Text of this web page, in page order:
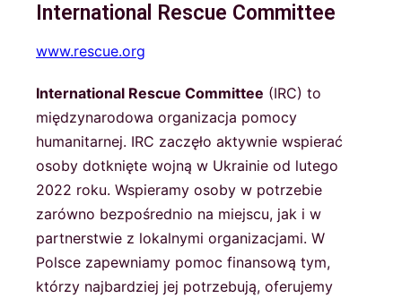
International Rescue Committee
www.rescue.org
International Rescue Committee (IRC) to
międzynarodowa organizacja pomocy
humanitarnej. IRC zaczęło aktywnie wspierać
osoby dotknięte wojną w Ukrainie od lutego
2022 roku. Wspieramy osoby w potrzebie
zarówno bezpośrednio na miejscu, jak i w
partnerstwie z lokalnymi organizacjami. W
Polsce zapewniamy pomoc finansową tym,
którzy najbardziej jej potrzebują, oferujemy